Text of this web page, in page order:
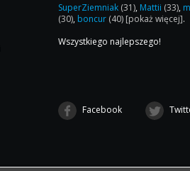
SuperZiemniak (31), Mattii (33),
(30), boncur (40) [pokaż więcej].
Wszystkiego najlepszego!
Facebook